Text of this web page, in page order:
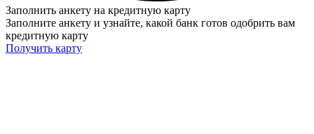
Заполнить анкету на кредитную карту
Заполните анкету и узнайте, какой банк готов одобрить вам
кредитную карту
Получить карту